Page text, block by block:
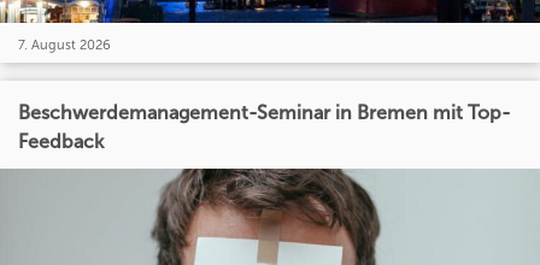
7. August 2026
Beschwerdemanagement-Seminar in Bremen mit Top-
Feedback